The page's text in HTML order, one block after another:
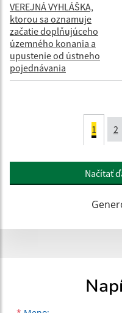
VEREJNÁ VYHLÁŠKA,
ktorou sa oznamuje
začatie doplňujúceho
územného konania a
upustenie od ústneho
pojednávania
1 2
Načítať